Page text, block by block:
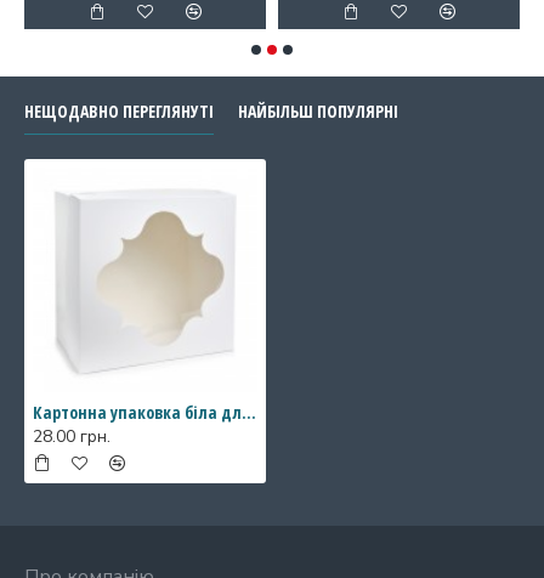
НЕЩОДАВНО ПЕРЕГЛЯНУТІ НАЙБІЛЬШ ПОПУЛЯРНІ
Картонна упаковка біла для торта з вікном, 300*300*150
28.00 грн.